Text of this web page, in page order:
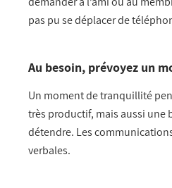
pas pu se déplacer de
Au besoin, prévoyez un
Un moment de tranquillité
très productif, mais aussi une
détendre. Les
verbales.